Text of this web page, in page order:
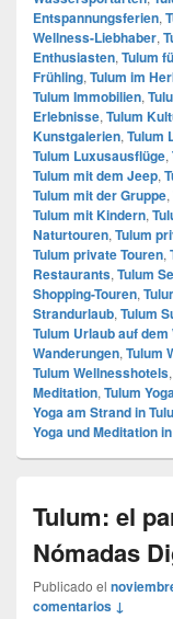
Entspannungsferien,
Wellness-Liebhaber,
Enthusiasten, Tulum
Frühling, Tulum im
Tulum Immobilien,
Erlebnisse, Tulum
Kunstgalerien, Tulum
Tulum Luxusausflüge,
Tulum mit dem Jeep,
Tulum mit der Gruppe,
Tulum mit Kindern,
Naturtouren, Tulum
Tulum private Touren,
Restaurants, Tulum
Shopping-Touren,
Strandurlaub, Tulum
Tulum Urlaub auf
Wanderungen, Tulum
Tulum Wellnesshotels,
Meditation, Tulum
Yoga am Strand in
Yoga und Meditation
Tulum: el
Nómadas
Publicado el
comentarios ↓